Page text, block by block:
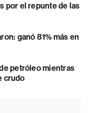
por el repunte de las
ganó 81% más en
petróleo mientras
crudo